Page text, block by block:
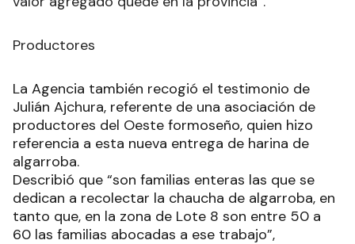
Productores
La Agencia también recogió el testimonio de
Julián Ajchura, referente de una asociación de
productores del Oeste formoseño, quien hizo
referencia a esta nueva entrega de harina de
algarroba.
Describió que “son familias enteras las que se
dedican a recolectar la chaucha de algarroba, en
tanto que, en la zona de Lote 8 son entre 50 a
60 las familias abocadas a ese trabajo”,